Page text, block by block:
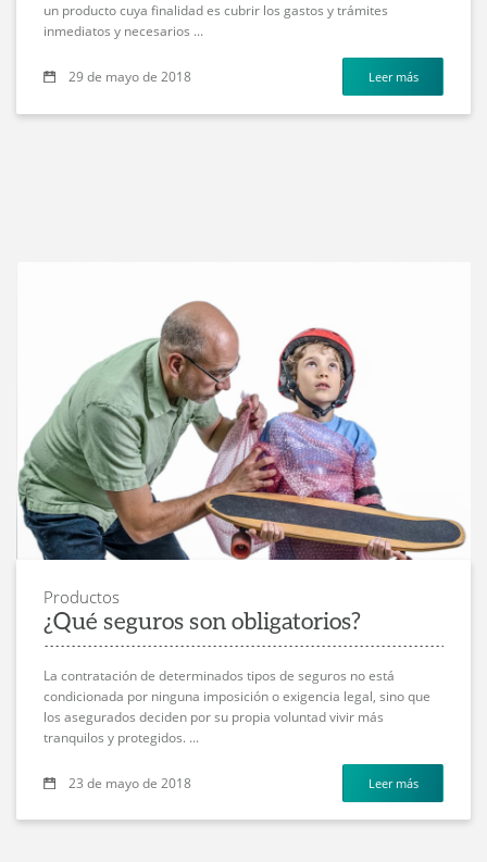
un producto cuya finalidad es cubrir los gastos y trámites
inmediatos y necesarios ...
29 de mayo de 2018 Leer más
Productos
¿Qué seguros son obligatorios?
La contratación de determinados tipos de seguros no está
condicionada por ninguna imposición o exigencia legal, sino que
los asegurados deciden por su propia voluntad vivir más
tranquilos y protegidos. ...
23 de mayo de 2018 Leer más